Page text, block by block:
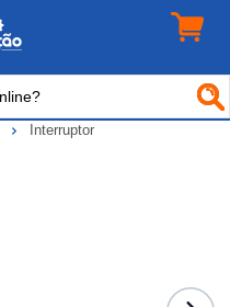
Interruptor